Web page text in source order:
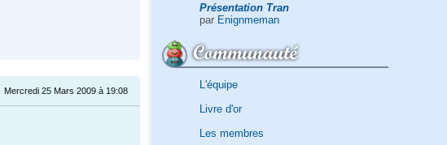
Présentation Tran
par Enignmeman
Communauté
L'équipe
Livre d'or
Les membres
Mercredi 25 Mars 2009 à 19:08